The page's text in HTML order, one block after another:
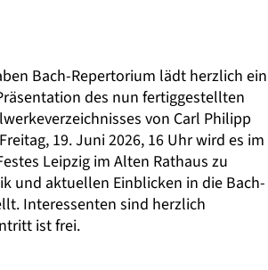
Bach-Repertorium lädt herzlich ein
des nun fertiggestellten
von Carl Philipp
19. Juni 2026, 16 Uhr wird es im
Leipzig im Alten Rathaus zu
und aktuellen Einblicken in die Bach-
Interessenten sind herzlich
ist frei.